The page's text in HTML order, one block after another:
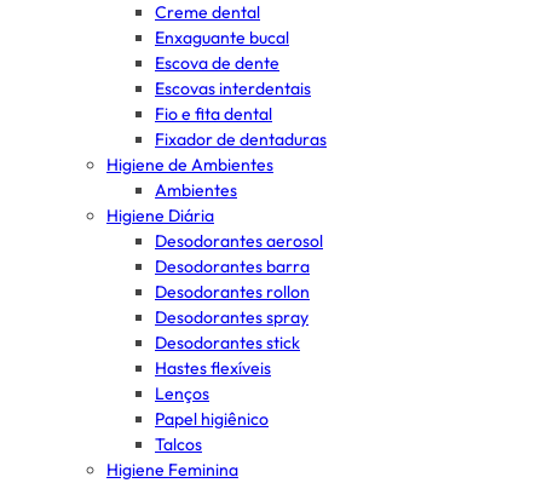
Creme dental
Enxaguante bucal
Escova de dente
Escovas interdentais
Fio e fita dental
Fixador de dentaduras
Higiene de Ambientes
Ambientes
Higiene Diária
Desodorantes aerosol
Desodorantes barra
Desodorantes rollon
Desodorantes spray
Desodorantes stick
Hastes flexíveis
Lenços
Papel higiênico
Talcos
Higiene Feminina